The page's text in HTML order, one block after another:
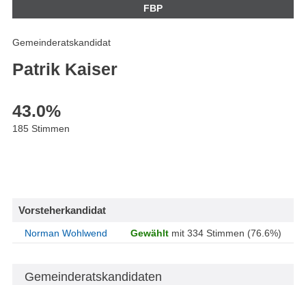
FBP
Gemeinderatskandidat
Patrik Kaiser
43.0%
185 Stimmen
Vorsteherkandidat
Norman Wohlwend Gewählt mit 334 Stimmen (76.6%)
Gemeinderatskandidaten